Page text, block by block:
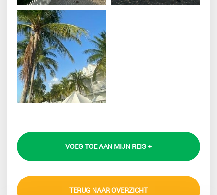
VOEG TOE AAN MIJN REIS +
TERUG NAAR OVERZICHT